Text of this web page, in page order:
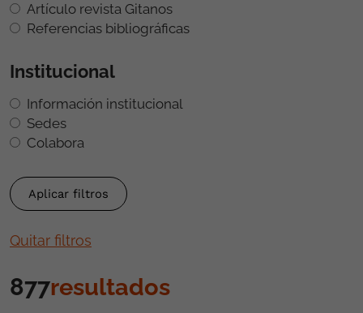
Artículo revista Gitanos
Referencias bibliográficas
Institucional
Información institucional
Sedes
Colabora
Quitar filtros
877resultados